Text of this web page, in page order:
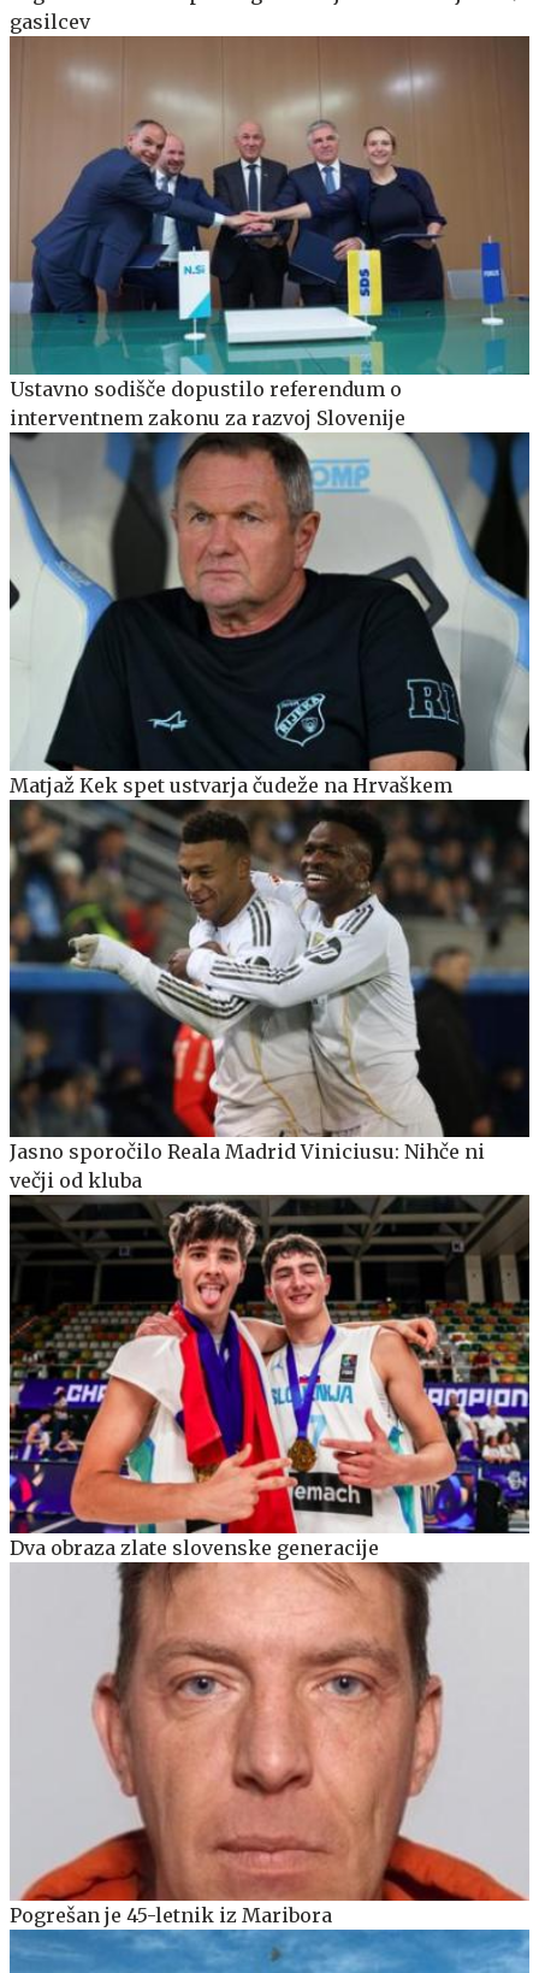
gasilcev
Ustavno sodišče dopustilo referendum o
interventnem zakonu za razvoj Slovenije
Matjaž Kek spet ustvarja čudeže na Hrvaškem
Jasno sporočilo Reala Madrid Viniciusu: Nihče ni
večji od kluba
Dva obraza zlate slovenske generacije
Pogrešan je 45-letnik iz Maribora